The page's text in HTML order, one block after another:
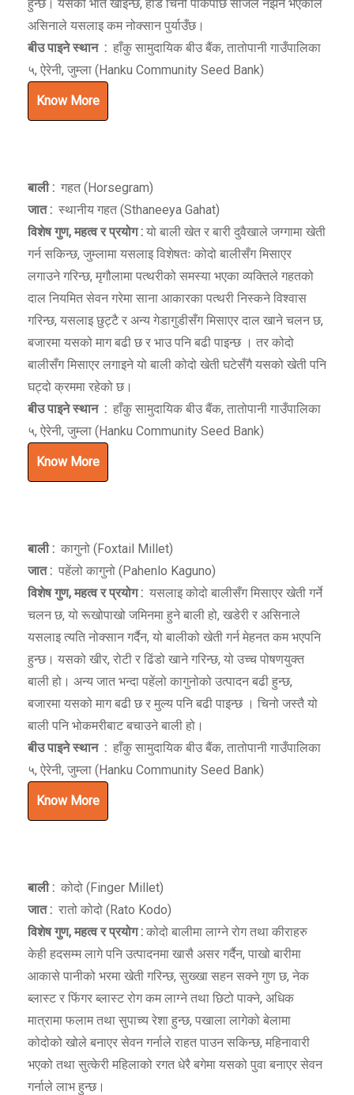
हुन्छ। यसको भात खाइन्छ, हाडे चिनो पाकेपछि सजिलै नझर्ने भएकाले
असिनाले यसलाइ कम नोक्सान पुर्याउँछ।
बीउ पाइने स्थान: हाँकु सामुदायिक बीउ बैंक, तातोपानी गाउँपालिका
५, ऐरेनी, जुम्ला (Hanku Community Seed Bank)
Know More
बाली : गहत (Horsegram)
जात : स्थानीय गहत (Sthaneeya Gahat)
विशेष गुण,महत्व र प्रयोग : यो बाली खेत र बारी दुवैखाले जग्गामा खेती
गर्न सकिन्छ, जुम्लामा यसलाइ विशेषतः कोदो बालीसँग मिसाएर
लगाउने गरिन्छ, मृगौलामा पत्थरीको समस्या भएका व्यक्तिले गहतको
दाल नियमित सेवन गरेमा साना आकारका पत्थरी निस्कने विश्वास
गरिन्छ, यसलाइ छुट्टै र अन्य गेडागुडीसँग मिसाएर दाल खाने चलन छ,
बजारमा यसको माग बढी छ र भाउ पनि बढी पाइन्छ । तर कोदो
बालीसँग मिसाएर लगाइने यो बाली कोदो खेती घटेसँगै यसको खेती पनि
घट्दो क्रममा रहेको छ।
बीउ पाइने स्थान: हाँकु सामुदायिक बीउ बैंक, तातोपानी गाउँपालिका
५, ऐरेनी, जुम्ला (Hanku Community Seed Bank)
Know More
बाली : कागुनो (Foxtail Millet)
जात : पहेंलो कागुनो (Pahenlo Kaguno)
विशेष गुण,महत्व र प्रयोग : यसलाइ कोदो बालीसँग मिसाएर खेती गर्ने
चलन छ, यो रूखोपाखो जमिनमा हुने बाली हो, खडेरी र असिनाले
यसलाइ त्यति नोक्सान गर्दैन, यो बालीको खेती गर्न मेहनत कम भएपनि
हुन्छ। यसको खीर, रोटी र ढिंडो खाने गरिन्छ, यो उच्च पोषणयुक्त
बाली हो। अन्य जात भन्दा पहेंलो कागुनोको उत्पादन बढी हुन्छ,
बजारमा यसको माग बढी छ र मुल्य पनि बढी पाइन्छ । चिनो जस्तै यो
बाली पनि भोकमरीबाट बचाउने बाली हो।
बीउ पाइने स्थान: हाँकु सामुदायिक बीउ बैंक, तातोपानी गाउँपालिका
५, ऐरेनी, जुम्ला (Hanku Community Seed Bank)
Know More
बाली : कोदो (Finger Millet)
जात : रातो कोदो (Rato Kodo)
विशेष गुण,महत्व र प्रयोग : कोदो बालीमा लाग्ने रोग तथा कीराहरु
केही हदसम्म लागे पनि उत्पादनमा खासै असर गर्दैन, पाखो बारीमा
आकासे पानीको भरमा खेती गरिन्छ, सुख्खा सहन सक्ने गुण छ, नेक
ब्लास्ट र फिंगर ब्लास्ट रोग कम लाग्ने तथा छिटो पाक्ने, अधिक
मात्रामा फलाम तथा सुपाच्य रेशा हुन्छ, पखाला लागेको बेलामा
कोदोको खोले बनाएर सेवन गर्नाले राहत पाउन सकिन्छ, महिनावारी
भएको तथा सुत्केरी महिलाको रगत धेरै बगेमा यसको पुवा बनाएर सेवन
गर्नाले लाभ हुन्छ।